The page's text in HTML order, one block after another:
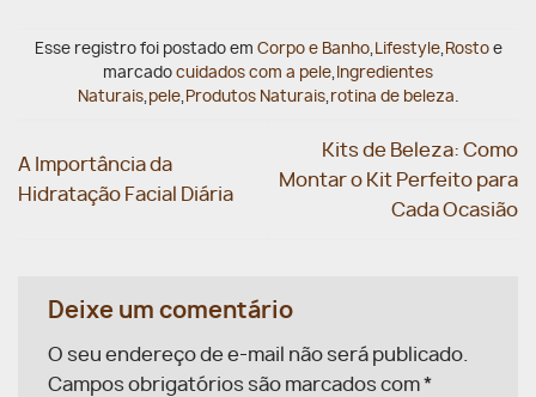
Esse registro foi postado em Corpo e Banho, Lifestyle, Rostoe
marcado cuidados com a pele, Ingredientes
Naturais,pele, Produtos Naturais,rotina de beleza.
A Importância da
Hidratação Facial Diária
Kits de Beleza: Como
Montar o Kit Perfeito para
Cada Ocasião
Deixe um comentário
O seu endereço de e-mail não será publicado.
Campos obrigatórios são marcados com*